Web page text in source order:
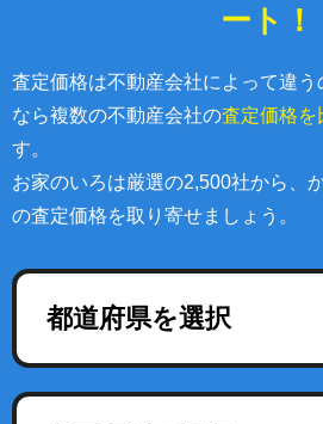
ート！
査定価格は不動産会社によって違う
なら複数の不動産会社の査定価格を
す。
お家のいろは厳選の2,500社から、
の査定価格を取り寄せましょう。
都道府県を選択